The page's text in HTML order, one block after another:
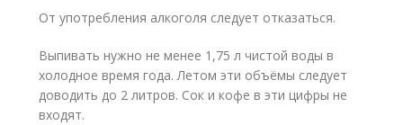
От употребления алкоголя следует отказаться.
Выпивать нужно не менее 1,75 л чистой воды в
холодное время года. Летом эти объёмы следует
доводить до 2 литров. Сок и кофе в эти цифры не
входят.